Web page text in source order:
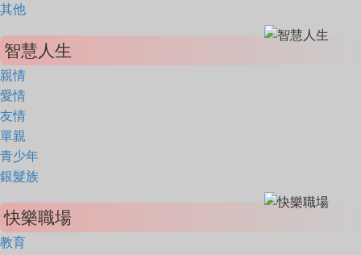
其他
智慧人生
親情
愛情
友情
單親
青少年
銀髮族
快樂職場
教育